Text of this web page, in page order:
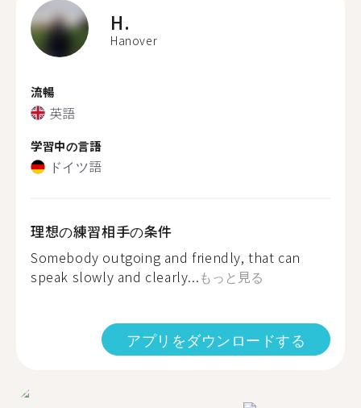
H.
Hanover
流暢
英語
学習中の言語
ドイツ語
理想の練習相手の条件
Somebody outgoing and friendly, that can
speak slowly and clearly...もっと見る
アプリをダウンロードする